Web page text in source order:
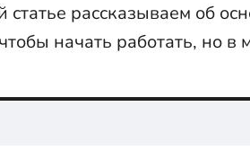
статье рассказываем об
начать работать, но